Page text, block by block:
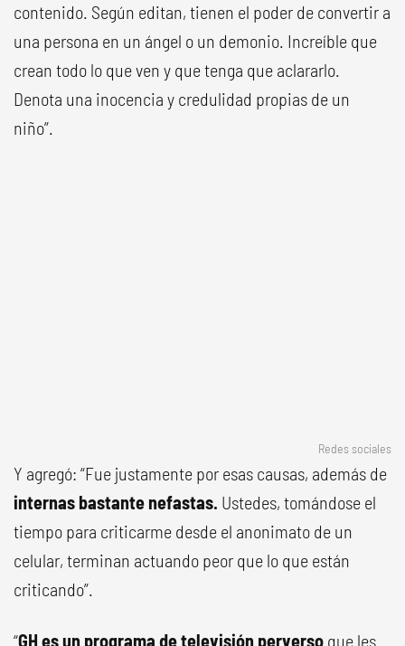
contenido. Según editan, tienen el poder de convertir a
una persona en un ángel o un demonio. Increíble que
crean todo lo que ven y que tenga que aclararlo.
Denota una inocencia y credulidad propias de un
niño”.
Redes sociales
Y agregó: “Fue justamente por esas causas, además de
internas bastante nefastas. Ustedes, tomándose el
tiempo para criticarme desde el anonimato de un
celular, terminan actuando peor que lo que están
criticando”.
“GH es un programa de televisión perverso que les